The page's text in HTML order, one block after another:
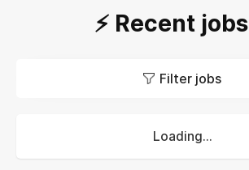
⚡️ Recent jobs
Filter jobs
Loading...